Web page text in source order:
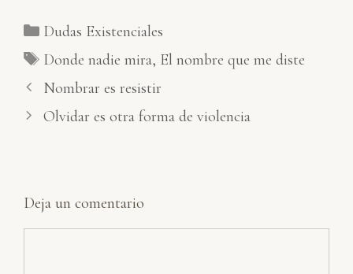
Categorías
Dudas Existenciales
Etiquetas
Donde nadie mira, El nombre que me diste
Nombrar es resistir
Olvidar es otra forma de violencia
Deja un comentario